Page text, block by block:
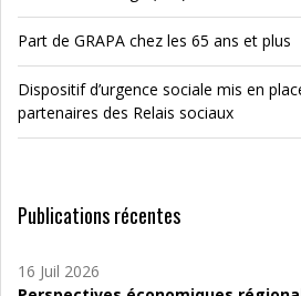
Part de GRAPA chez les 65 ans et plus
Dispositif d’urgence sociale mis en
partenaires des Relais sociaux
Publications récentes
16 Juil 2026